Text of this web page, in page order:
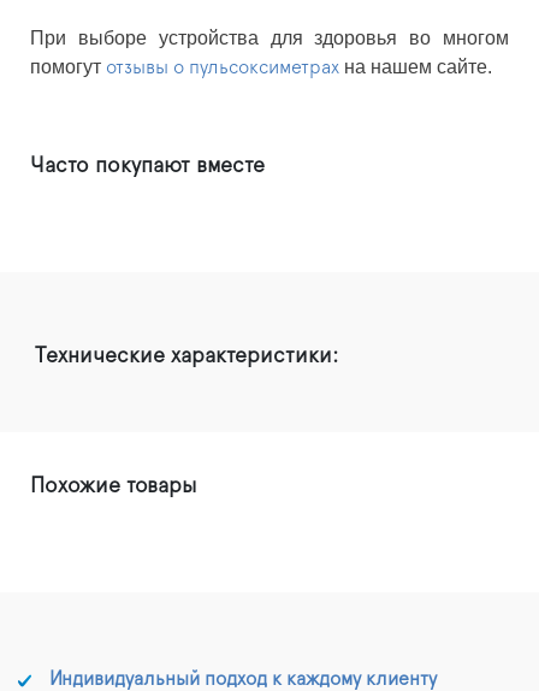
При выборе устройства для здоровья во многом
помогут отзывы о пульсоксиметрах на нашем сайте.
Часто покупают вместе
Технические характеристики:
Похожие товары
Индивидуальный подход к каждому клиенту